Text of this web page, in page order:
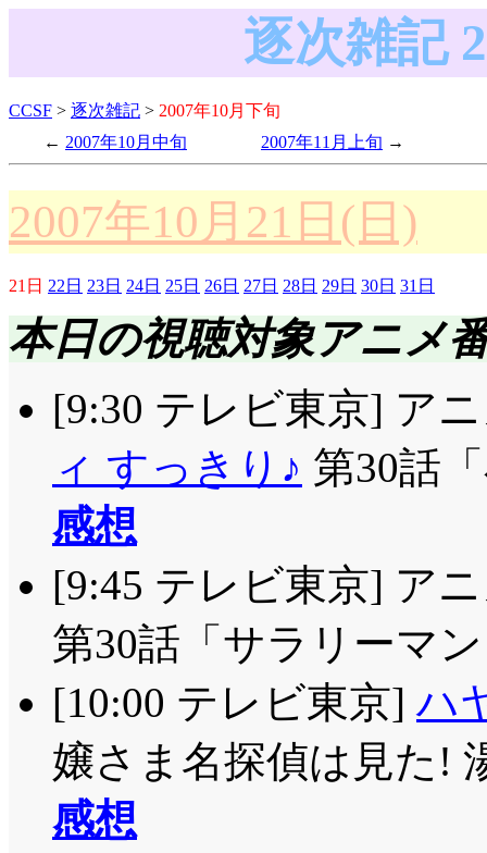
逐次雑記
CCSF > 逐次雑記 > 2007年10月下旬
2007年10月中旬
2007年11月上旬
2007年10月21日(日)
21日 22日 23日 24日 25日 26日 27日 28日 29日 30日 31日
本日の視聴対象アニメ
[9:30 テレビ東京] ア
ィ すっきり♪ 第30話
感想
[9:45 テレビ東京] ア
第30話「サラリーマ
[10:00 テレビ東京]ハ
嬢さま名探偵は見た!
感想